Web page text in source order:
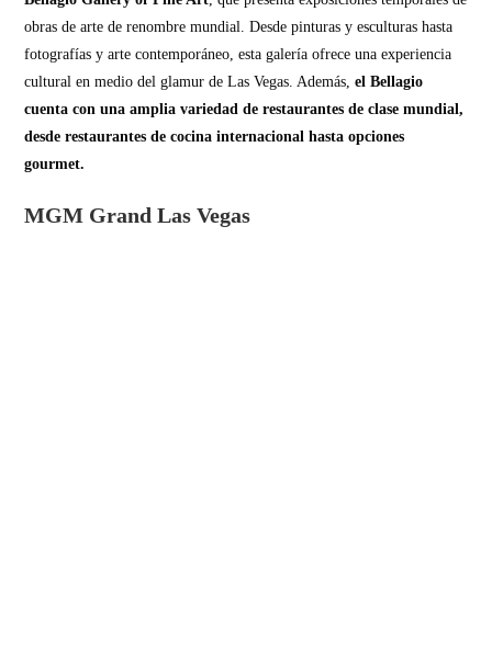
obras de arte de renombre mundial. Desde pinturas y esculturas hasta
fotografías y arte contemporáneo, esta galería ofrece una experiencia
cultural en medio del glamur de Las Vegas. Además,el Bellagio
cuenta con una amplia variedad de restaurantes de clase mundial,
desde restaurantes de cocina internacional hasta opciones
gourmet.
MGM Grand Las Vegas